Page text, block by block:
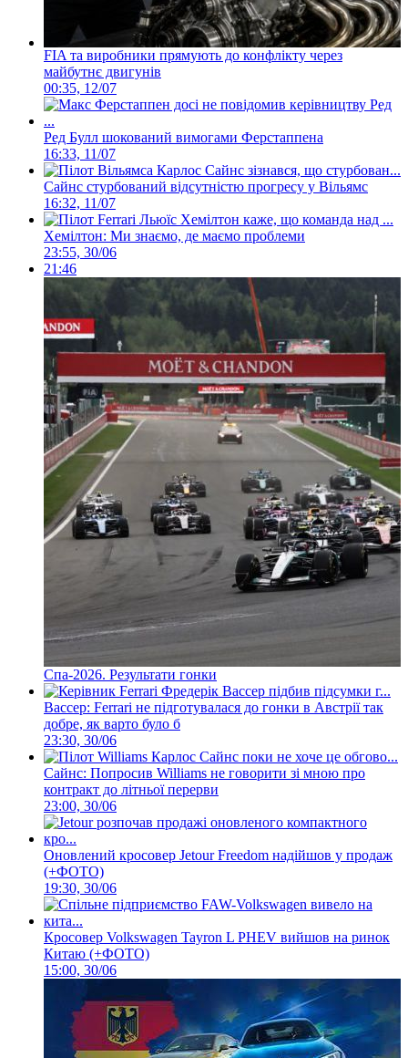
FIA та виробники прямують до конфлікту через
майбутнє двигунів
00:35, 12/07
Ред Булл шокований вимогами Ферстаппена
16:33, 11/07
Сайнс стурбований відсутністю прогресу у Вільямс
16:32, 11/07
Хемілтон: Ми знаємо, де маємо проблеми
23:55, 30/06
21:46
Спа-2026. Результати гонки
Вассер: Ferrari не підготувалася до гонки в Австрії так
добре, як варто було б
23:30, 30/06
Сайнс: Попросив Williams не говорити зі мною про
контракт до літньої перерви
23:00, 30/06
Оновлений кросовер Jetour Freedom надійшов у продаж
(+ФОТО)
19:30, 30/06
Кросовер Volkswagen Tayron L PHEV вийшов на ринок
Китаю (+ФОТО)
15:00, 30/06